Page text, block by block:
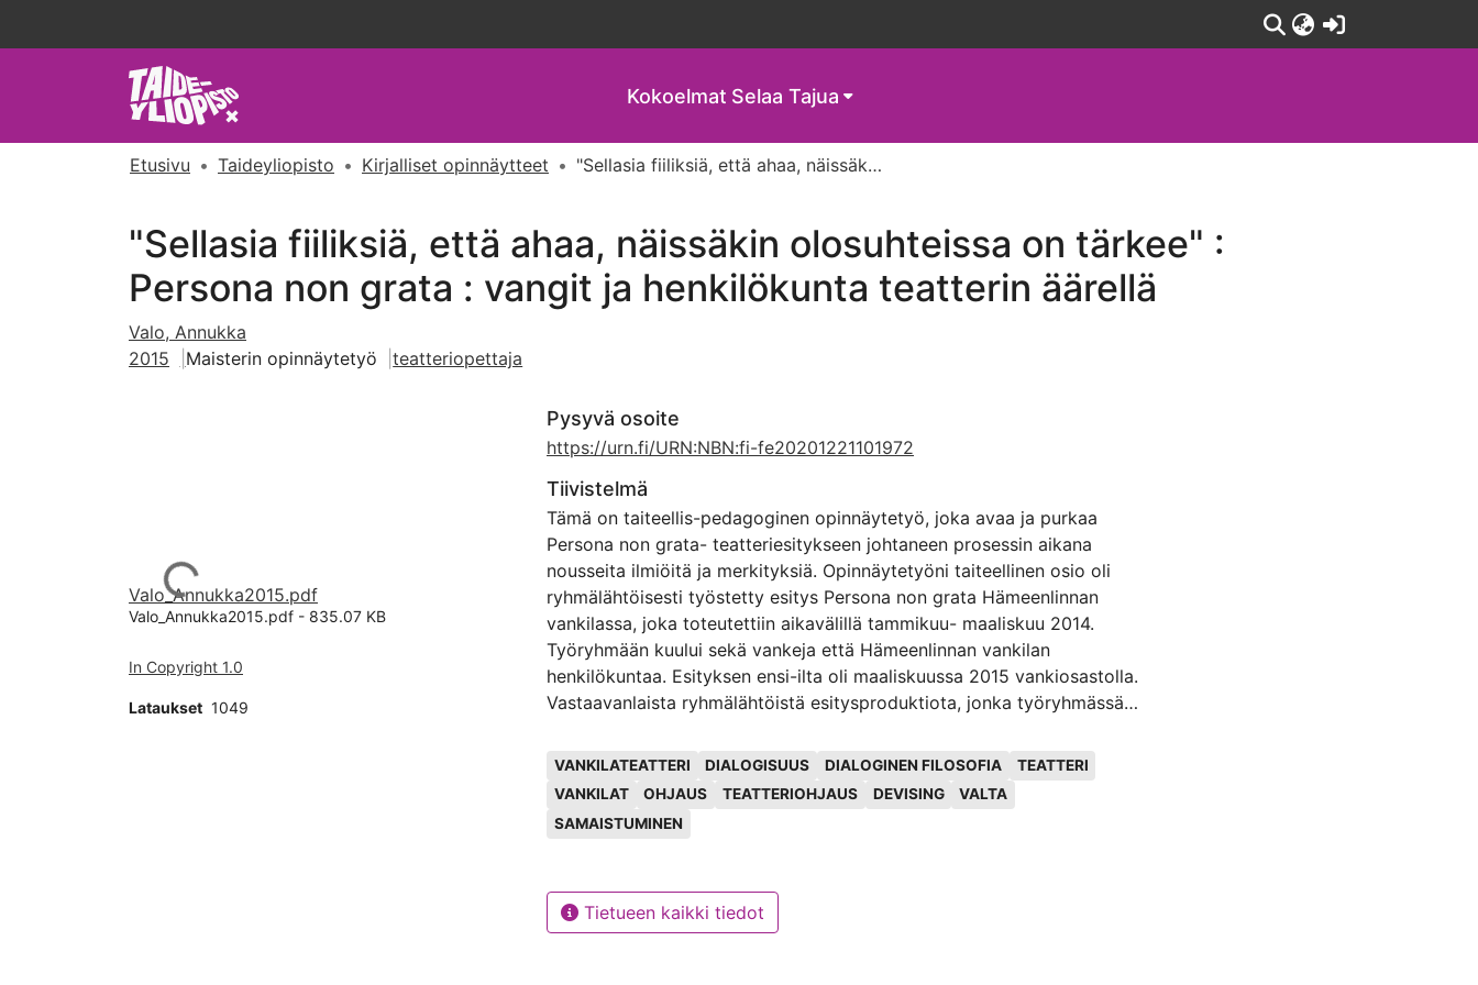
Kokoelmat Selaa Tajua
Etusivu Taideyliopisto Kirjalliset opinnäytteet "Sellasia fiiliksiä, että ahaa, näissäkin olosuhteissa on tärkee" : Persona non grata : vangit ja henkilökunta teatterin äärellä
"Sellasia fiiliksiä, että ahaa, näissäkin olosuhteissa on tärkee" :
Persona non grata : vangit ja henkilökunta teatterin äärellä
Valo, Annukka
2015
Maisterin opinnäytetyö teatteriopettaja
Ladataan...
Valo_Annukka2015.pdf
Valo_Annukka2015.pdf - 835.07 KB
In Copyright 1.0
Lataukset 1049
Pysyvä osoite
https://urn.fi/URN:NBN:fi-fe20201221101972
Tiivistelmä
Tämä on taiteellis-pedagoginen opinnäytetyö, joka avaa ja purkaa
Persona non grata- teatteriesitykseen johtaneen prosessin aikana
nousseita ilmiöitä ja merkityksiä. Opinnäytetyöni taiteellinen osio oli
ryhmälähtöisesti työstetty esitys Persona non grata Hämeenlinnan
vankilassa, joka toteutettiin aikavälillä tammikuu- maaliskuu 2014.
Työryhmään kuului sekä vankeja että Hämeenlinnan vankilan
henkilökuntaa. Esityksen ensi-ilta oli maaliskuussa 2015 vankiosastolla.
Vastaavanlaista ryhmälähtöistä esitysproduktiota, jonka työryhmässä
toteutettu.
Tämän opinnäytetyön lähtökohtana oli kiinnostukseni tutkia
vankien ja ohjaajan välillä ryhmälähtöisessä prosessissa vankilassa.
Opinnäytetyön kirjallisessa osiossa tarkastelen Persona non grata
projektista nousseita keskeisiä ilmiötä ja merkityksiä ja pyrin
VANKILATEATTERI DIALOGISUUS DIALOGINEN FILOSOFIA
TEATTERI
VANKILAT
OHJAUS TEATTERIOHJAUS DEVISING
VALTA
SAMAISTUMINEN
Tietueen kaikki tiedot